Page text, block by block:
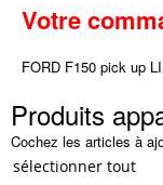
Votre
FORD F150 pick up
Produits
Cochez les articles à
sélectionner tout